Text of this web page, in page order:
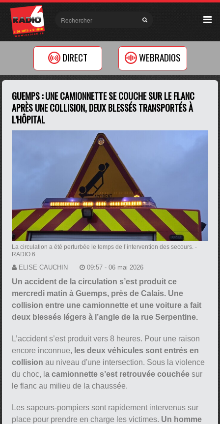
DIRECT WEBRADIOS
GUEMPS : UNE CAMIONNETTE SE COUCHE SUR LE FLANC
APRÈS UNE COLLISION, DEUX BLESSÉS TRANSPORTÉS À
L’HÔPITAL
La circulation a été perturbée le temps de l’intervention des secours. -
RADIO 6
ELISE CAUCHIN 09:57 - 06 mai 2026
Un accident de la circulation s’est produit ce
mercredi matin à Guemps, près de Calais. Une
collision entre une camionnette et une voiture a fait
deux blessés légers à l’angle de la rue Serpentine.
L’accident s’est produit vers 8 heures. Pour une raison
encore inconnue, les deux véhicules sont entrés en
collision au niveau d'une intersection. Sous la violence
du choc, la camionnette s’est retrouvée couchée sur
le flanc au milieu de la chaussée.
Les sapeurs-pompiers sont rapidement intervenus sur
place pour prendre en charge les victimes. Un homme